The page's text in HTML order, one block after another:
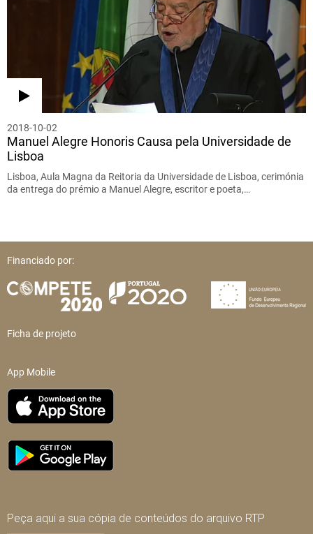
2018-10-02
Manuel Alegre Honoris Causa pela Universidade de
Lisboa
Lisboa, Aula Magna da Reitoria da Universidade de Lisboa, cerimónia
da entrega do prémio a Manuel Alegre, escritor e poeta,…
Financiado por:
Ficha de projeto
App Mobile
Peça aqui a sua cópia de conteúdos do arquivo RTP